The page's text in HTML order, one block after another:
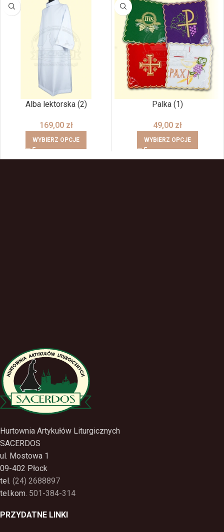
Alba lektorska (2)
169,00 zł
WYBIERZ OPCJE
Palka (1)
49,00 zł
WYBIERZ OPCJE
Hurtownia Artykułów Liturgicznych
SACERDOS
ul. Mostowa 1
09-402 Płock
tel. (24) 2688897
tel.kom. 501-384-314
PRZYDATNE LINKI